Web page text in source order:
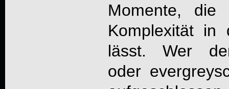
Momente, die
Komplexität in
lässt. Wer
oder